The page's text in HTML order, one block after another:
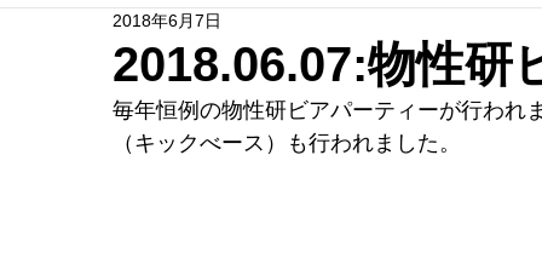
2018.06.07:物性研
2018年6月7日
毎年恒例の物性研ビアパーティーが行われ
（キックべース）も行われました。